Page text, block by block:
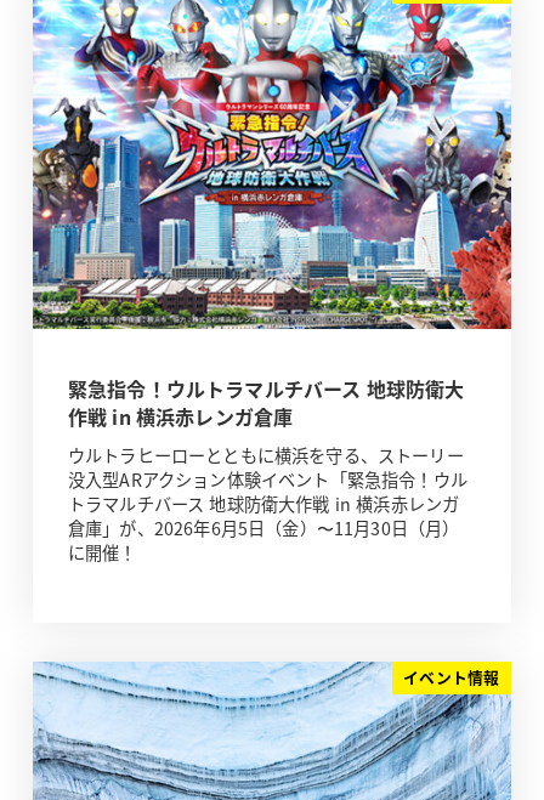
緊急指令！ウルトラマルチバース 地球防衛大
作戦 in 横浜赤レンガ倉庫
ウルトラヒーローとともに横浜を守る、ストーリー
没入型ARアクション体験イベント「緊急指令！ウル
トラマルチバース 地球防衛大作戦 in 横浜赤レンガ
倉庫」が、2026年6月5日（金）〜11月30日（月）
に開催！
イベント情報